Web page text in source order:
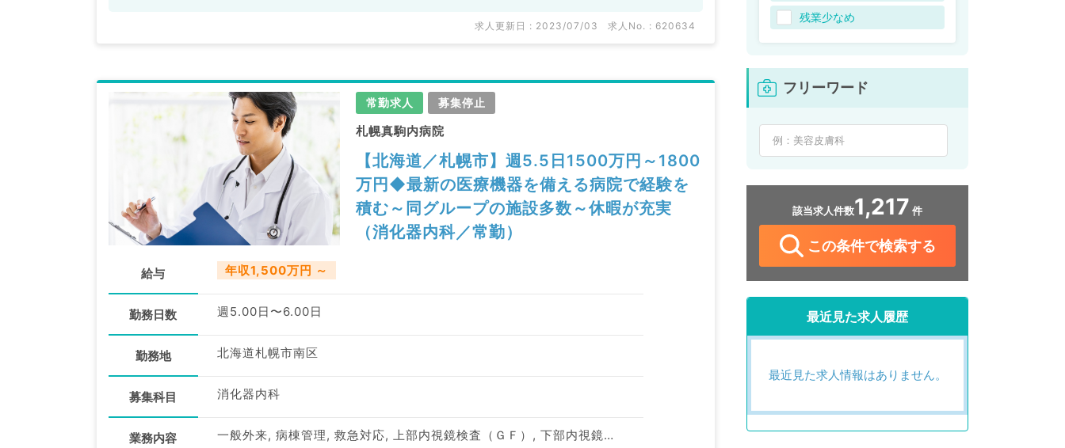
求人更新日 : 2023/07/03 求人No. : 620634
常勤求人 募集停止
札幌真駒内病院
【北海道／札幌市】週5.5日1500万円～1800
万円◆最新の医療機器を備える病院で経験を
積む～同グループの施設多数～休暇が充実
（消化器内科／常勤）
給与 年収1,500万円 ～
勤務日数 週5.00日〜6.00日
勤務地 北海道札幌市南区
募集科目 消化器内科
業務内容 一般外来, 病棟管理, 救急対応, 上部内視鏡検査（ＧＦ）, 下部内視鏡検査（ＣＦ）
残業少なめ
フリーワード
該当求人件数1,217 件
この条件で検索する
最近見た求人履歴
最近見た求人情報はありません。